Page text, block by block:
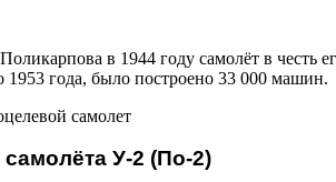
в 1944 году самолёт в честь
1953 года, было построено 33 000 машин.
У-2 (По-2)